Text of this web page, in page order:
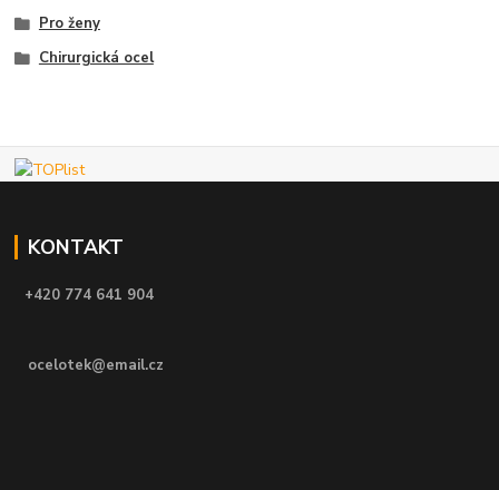
Pro ženy
Chirurgická ocel
KONTAKT
+420 774 641 904
ocelotek@email.cz